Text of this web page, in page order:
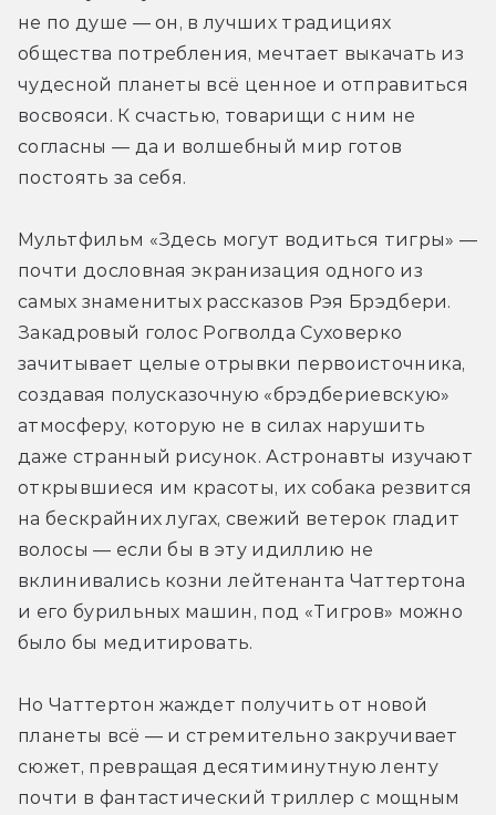
не по душе — он, в лучших традициях
общества потребления, мечтает выкачать из
чудесной планеты всё ценное и отправиться
восвояси. К счастью, товарищи с ним не
согласны — да и волшебный мир готов
постоять за себя.
Мультфильм «Здесь могут водиться тигры» —
почти дословная экранизация одного из
самых знаменитых рассказов Рэя Брэдбери.
Закадровый голос Рогволда Суховерко
зачитывает целые отрывки первоисточника,
создавая полусказочную «брэдбериевскую»
атмосферу, которую не в силах нарушить
даже странный рисунок. Астронавты изучают
открывшиеся им красоты, их собака резвится
на бескрайних лугах, свежий ветерок гладит
волосы — если бы в эту идиллию не
вклинивались козни лейтенанта Чаттертона
и его бурильных машин, под «Тигров» можно
было бы медитировать.
Но Чаттертон жаждет получить от новой
планеты всё — и стремительно закручивает
сюжет, превращая десятиминутную ленту
почти в фантастический триллер с мощным